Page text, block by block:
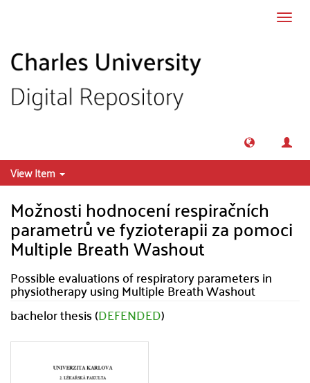
View Item
Možnosti hodnocení respiračních
parametrů ve fyzioterapii za pomoci
Multiple Breath Washout
Possible evaluations of respiratory parameters in
physiotherapy using Multiple Breath Washout
bachelor thesis (DEFENDED)